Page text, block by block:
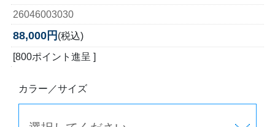
26046003030
88,000円 (税込)
[800ポイント進呈 ]
カラー／サイズ